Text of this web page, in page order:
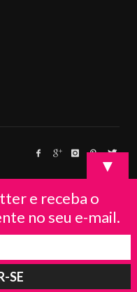
▼
e receba o
no seu e-mail.